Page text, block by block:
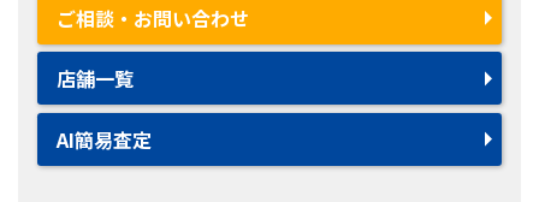
ご相談・お問い合わせ
店舗一覧
AI簡易査定